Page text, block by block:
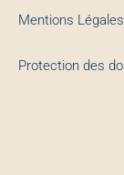
Mentions Légales
Protection des